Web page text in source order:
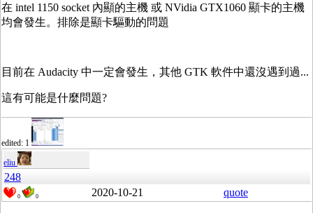
在 intel 1150 socket 內顯的主機 或 NVidia GTX1060 顯卡的主機
均會發生。排除是顯卡驅動的問題
目前在 Audacity 中一定會發生，其他 GTK 軟件中還沒遇到過...
這有可能是什麼問題?
edited: 1
eliu
248
0 0 2020-10-21 quote